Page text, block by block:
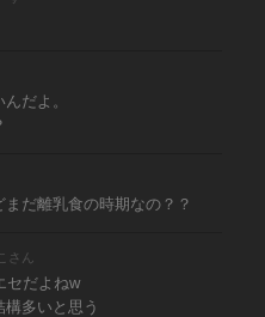
だよ。
だ離乳食の時期なの？？
さん
セだよねw
多いと思う